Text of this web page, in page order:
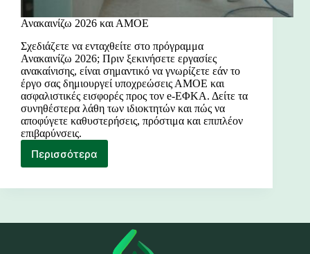
Ανακαινίζω 2026 και ΑΜΟΕ
Σχεδιάζετε να ενταχθείτε στο πρόγραμμα
Ανακαινίζω 2026; Πριν ξεκινήσετε εργασίες
ανακαίνισης, είναι σημαντικό να γνωρίζετε εάν το
έργο σας δημιουργεί υποχρεώσεις ΑΜΟΕ και
ασφαλιστικές εισφορές προς τον e-ΕΦΚΑ. Δείτε τα
συνηθέστερα λάθη των ιδιοκτητών και πώς να
αποφύγετε καθυστερήσεις, πρόστιμα και επιπλέον
επιβαρύνσεις.
Περισσότερα
Ανακαινίζω
και